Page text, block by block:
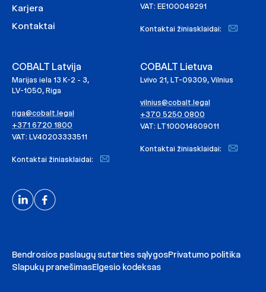
Karjera
Kontaktai
VAT: EE100049291
Kontaktai žiniasklaidai:
COBALT Latvija
Marijas iela 13 K-2 - 3,
LV-1050, Riga
riga@cobalt.legal
+371 6720 1800
VAT: LV40203333511
Kontaktai žiniasklaidai:
COBALT Lietuva
Lvivo 21, LT-09309, Vilnius
vilnius@cobalt.legal
+370 5250 0800
VAT: LT100014609011
Kontaktai žiniasklaidai:
Bendrosios paslaugų sutarties sąlygosPrivatumo politika
Slapukų pranešimasElgesio kodeksas